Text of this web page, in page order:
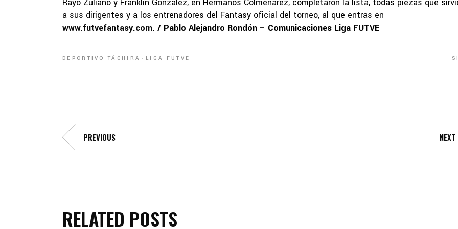
a sus dirigentes y a los entrenadores del Fantasy oficial del torneo, al que entras en
www.futvefantasy.com. / Pablo Alejandro Rondón – Comunicaciones Liga FUTVE
DEPORTIVO TÁCHIRA LIGA FUTVE
PREVIOUS NEXT
RELATED POSTS